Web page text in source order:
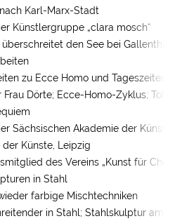
Karl-Marx-Stadt
Künstlergruppe „clara mosch“
überschreitet den See bei Gallenthin“
zu Ecce Homo und Tageszeiten-
Frau Dörte; Ecce-Homo-Zyklus;
Sächsischen Akademie der Künste
Künste, Leipzig
des Vereins „Kunst für
in Stahl
farbige Mischtechniken
in Stahl; Stahlskulptur am